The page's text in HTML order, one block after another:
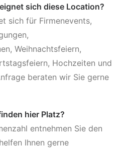
sich diese Location?
sich für Firmenevents,
Weihnachtsfeiern,
Hochzeiten und
beraten wir Sie gerne
hier Platz?
entnehmen Sie den
Ihnen gerne